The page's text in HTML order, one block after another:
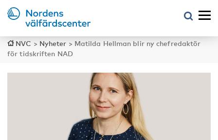
NVC > Nyheter > Matilda Hellman blir ny chefredaktör
för tidskriften NAD